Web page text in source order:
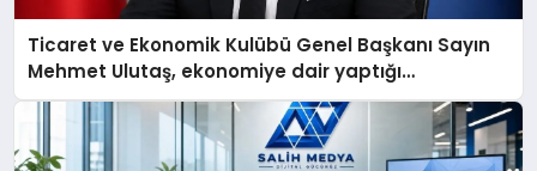
Ticaret ve Ekonomik Kulübü Genel Başkanı Sayın
Mehmet Ulutaş, ekonomiye dair yaptığı
açıklamada şunları kaydetti: